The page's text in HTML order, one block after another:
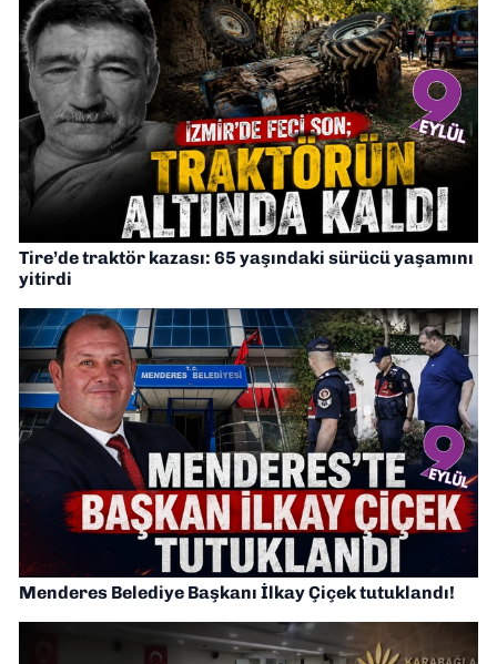
Tire’de traktör kazası: 65 yaşındaki sürücü yaşamını
yitirdi
Menderes Belediye Başkanı İlkay Çiçek tutuklandı!